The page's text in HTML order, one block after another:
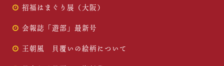
招福はまぐり展（大阪）
会報誌「遊部」最新号
王朝風 貝覆いの絵柄について